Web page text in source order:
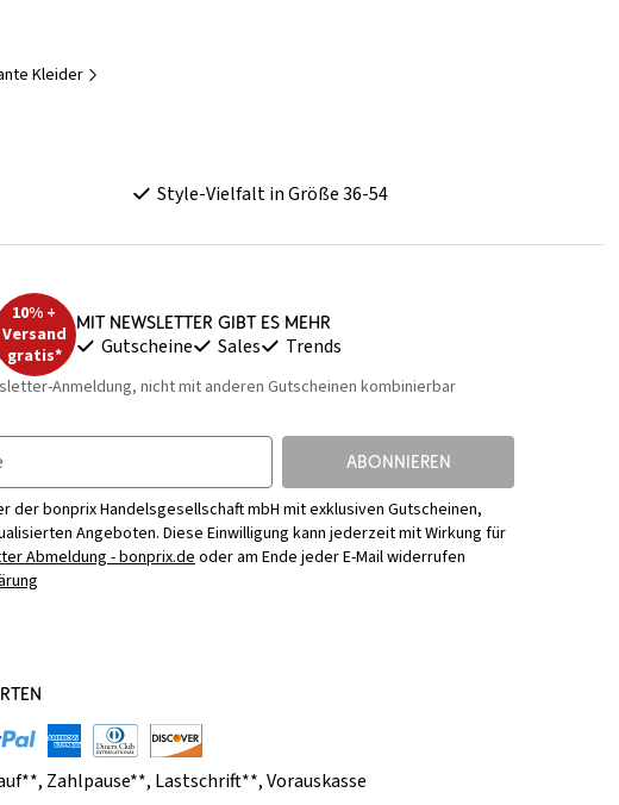
Kleider
Style-Vielfalt in Größe 36-54
10% +
Versand
gratis*
Mit Newsletter gibt es mehr
Gutscheine Sales Trends
Anmeldung, nicht mit anderen Gutscheinen kombinierbar
ABONNIEREN
der bonprix Handelsgesellschaft mbH mit exklusiven Gutscheinen,
Angeboten. Diese Einwilligung kann jederzeit mit Wirkung für
Abmeldung - bonprix.deoder am Ende jeder E-Mail widerrufen
, Zahlpause**, Lastschrift**,Vorauskasse